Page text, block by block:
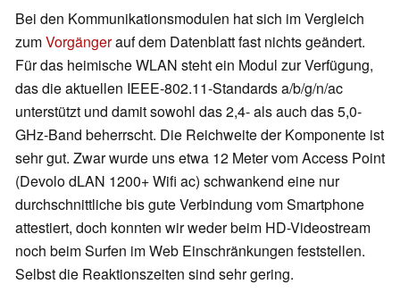
Bei den Kommunikationsmodulen hat sich im Vergleich
zumVorgängerauf dem Datenblatt fast nichts geändert.
Für das heimische WLAN steht ein Modul zur Verfügung,
das die aktuellen IEEE-802.11-Standards a/b/g/n/ac
unterstützt und damit sowohl das 2,4- als auch das 5,0-
GHz-Band beherrscht. Die Reichweite der Komponente ist
sehr gut. Zwar wurde uns etwa 12 Meter vom Access Point
(Devolo dLAN 1200+ Wifi ac) schwankend eine nur
durchschnittliche bis gute Verbindung vom Smartphone
attestiert, doch konnten wir weder beim HD-Videostream
noch beim Surfen im Web Einschränkungen feststellen.
Selbst die Reaktionszeiten sind sehr gering.